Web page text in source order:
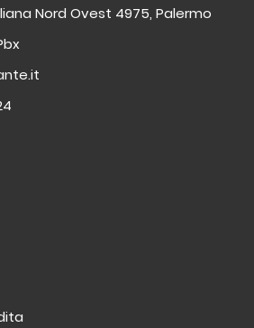
Nord Ovest 4975, Palermo